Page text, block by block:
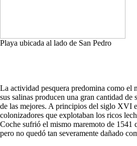
Playa ubicada al lado de San Pedro
La actividad pesquera predomina como el
sus salinas producen una gran cantidad de
de las mejores. A principios del siglo XVI
colonizadores que explotaban los ricos
Coche sufrió el mismo maremoto de 1541
pero no quedó tan severamente dañado